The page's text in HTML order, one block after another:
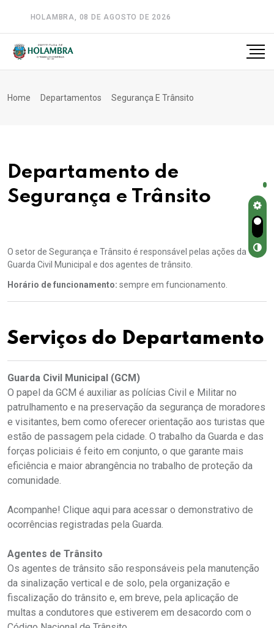
HOLAMBRA, 08 DE AGOSTO DE 2026
Home Departamentos Segurança E Trânsito
Departamento de
Segurança e Trânsito
O setor de Segurança e Trânsito é responsável pelas ações da
Guarda Civil Municipal e dos agentes de trânsito.
Horário de funcionamento: sempre em funcionamento.
Serviços do Departamento
Guarda Civil Municipal (GCM)
O papel da GCM é auxiliar as polícias Civil e Militar no
patrulhamento e na preservação da segurança de moradores
e visitantes, bem como oferecer orientação aos turistas que
estão de passagem pela cidade. O trabalho da Guarda e das
forças policiais é feito em conjunto, o que garante mais
eficiência e maior abrangência no trabalho de proteção da
comunidade.
Acompanhe! Clique aqui para acessar o demonstrativo de
ocorrências registradas pela Guarda.
Agentes de Trânsito
Os agentes de trânsito são responsáveis pela manutenção
da sinalização vertical e de solo, pela organização e
fiscalização do trânsito e, em breve, pela aplicação de
multas a condutores que estiverem em desacordo com o